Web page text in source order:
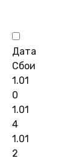
Дата
Сбои
1.01
0
1.01
4
1.01
2